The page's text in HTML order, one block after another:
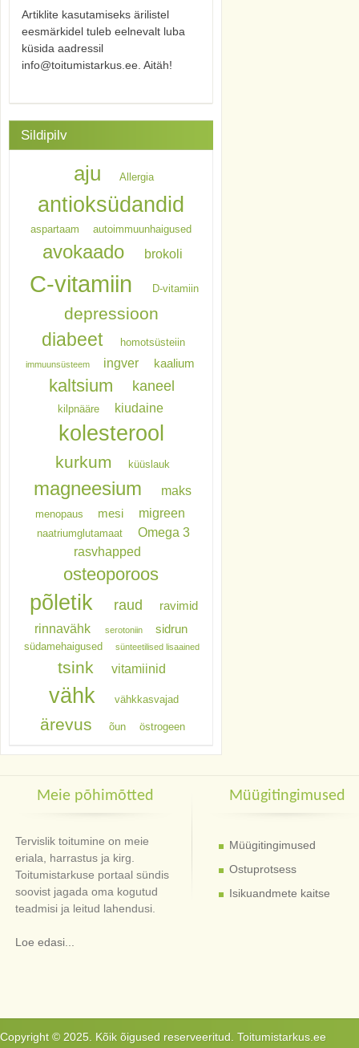
Artiklite kasutamiseks ärilistel
eesmärkidel tuleb eelnevalt luba
küsida aadressil
info@toitumistarkus.ee. Aitäh!
Sildipilv
aju Allergia
antioksüdandid
aspartaam autoimmuunhaigused
avokaado brokoli
C-vitamiin D-vitamiin
depressioon
diabeet homotsüsteiin
immuunsüsteem ingver kaalium
kaltsium kaneel
kilpnääre kiudaine
kolesterool
kurkum küüslauk
magneesium maks
menopaus mesi migreen
naatriumglutamaat
Omega 3
rasvhapped
osteoporoos
põletik raud ravimid
rinnavähk serotoniin sidrun
südamehaigused sünteetilised lisaained
tsink vitamiinid
vähk vähkkasvajad
ärevus õun östrogeen
Meie põhimõtted
Tervislik toitumine on meie
eriala, harrastus ja kirg.
Toitumistarkuse portaal sündis
soovist jagada oma kogutud
teadmisi ja leitud lahendusi.
Loe edasi...
Müügitingimused
Müügitingimused
Ostuprotsess
Isikuandmete kaitse
Copyright © 2025. Kõik õigused reserveeritud. Toitumistarkus.ee